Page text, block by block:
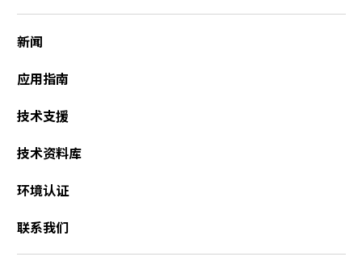
新闻
应用指南
技术支援
技术资料库
环境认证
联系我们